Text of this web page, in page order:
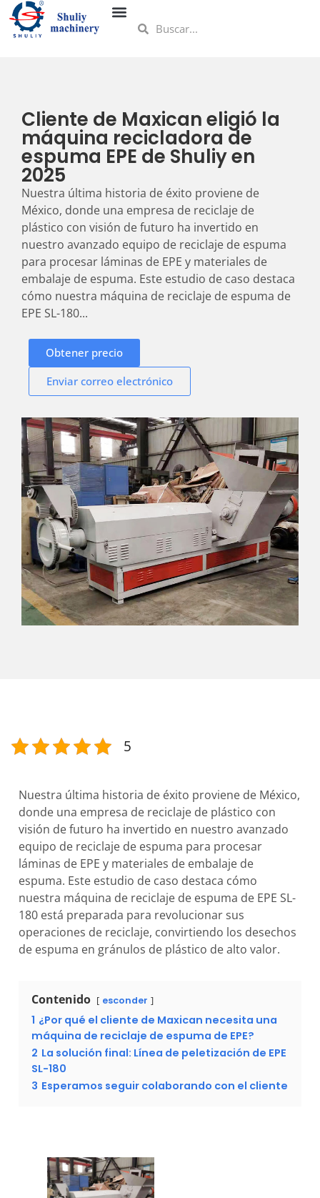
Cliente de Maxican eligió la
máquina recicladora de
espuma EPE de Shuliy en
2025
Nuestra última historia de éxito proviene de
México, donde una empresa de reciclaje de
plástico con visión de futuro ha invertido en
nuestro avanzado equipo de reciclaje de espuma
para procesar láminas de EPE y materiales de
embalaje de espuma. Este estudio de caso destaca
cómo nuestra máquina de reciclaje de espuma de
EPE SL-180...
Obtener precio
Enviar correo electrónico
5
Nuestra última historia de éxito proviene de México,
donde una empresa de reciclaje de plástico con
visión de futuro ha invertido en nuestro avanzado
equipo de reciclaje de espuma para procesar
láminas de EPE y materiales de embalaje de
espuma. Este estudio de caso destaca cómo
nuestra máquina de reciclaje de espuma de EPE SL-
180 está preparada para revolucionar sus
operaciones de reciclaje, convirtiendo los desechos
de espuma en gránulos de plástico de alto valor.
Contenido esconder
1 ¿Por qué el cliente de Maxican necesita una
máquina de reciclaje de espuma de EPE?
2 La solución final: Línea de peletización de EPE
SL-180
3 Esperamos seguir colaborando con el cliente